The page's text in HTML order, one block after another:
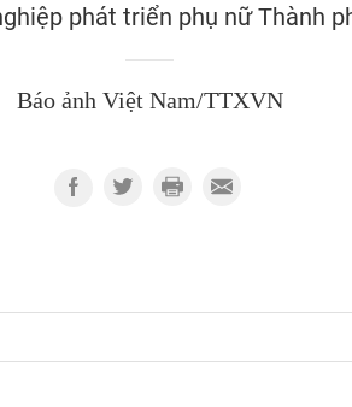
phát triển phụ nữ Thành
Báo ảnh Việt Nam/TTXVN